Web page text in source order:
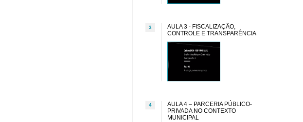
3
AULA 3 - FISCALIZAÇÃO,
CONTROLE E TRANSPARÊNCIA
4
AULA 4 – PARCERIA PÚBLICO-
PRIVADA NO CONTEXTO
MUNICIPAL